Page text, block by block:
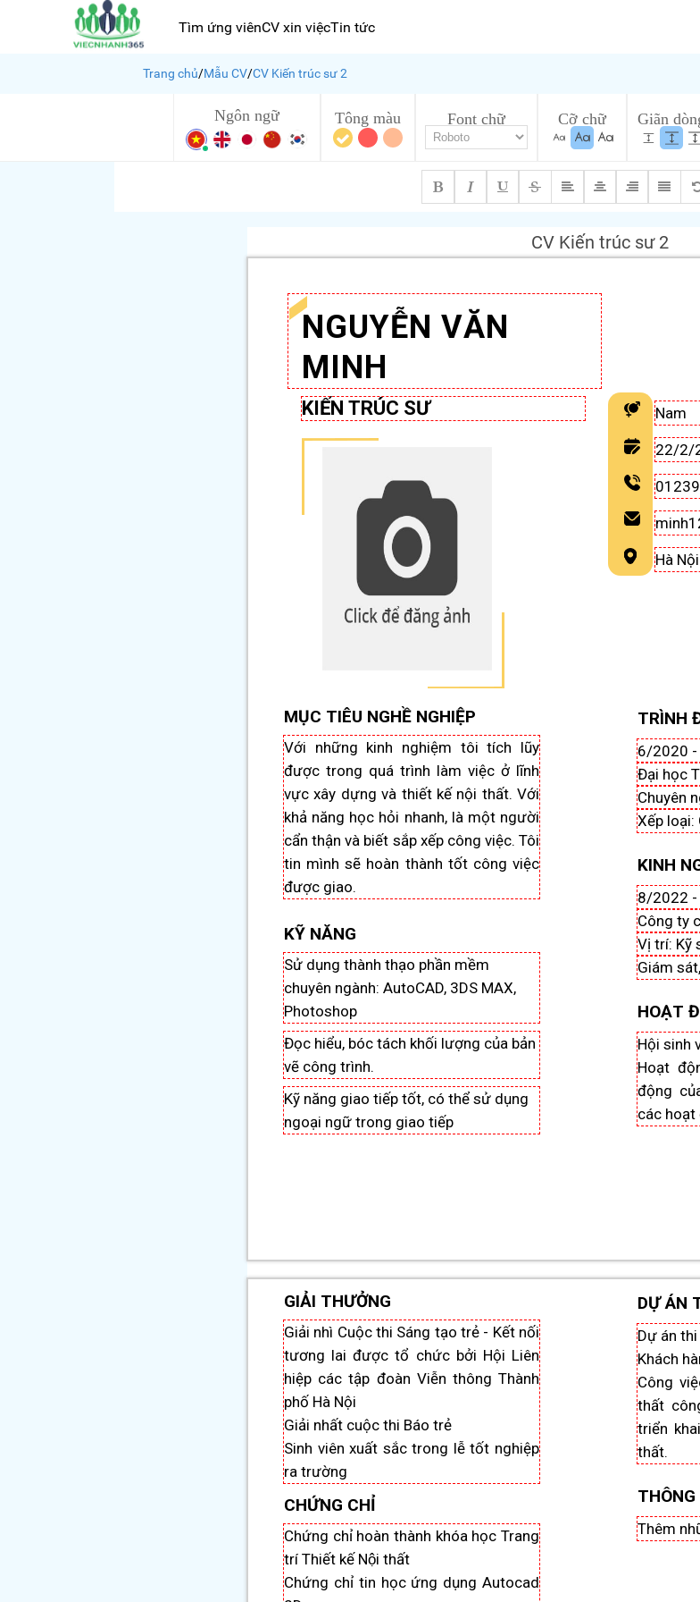
Tìm ứng viênCV xin việcTin tức
Trang chủ/Mẫu CV/CV Kiến trúc sư 2
Ngôn ngữ Tông màu Font chữ Cỡ chữ Giãn
CV Kiến trúc sư 2
Nam
22/2/
Hà Nội
NGUYỄN VĂN
MINH
KIẾN TRÚC SƯ
MỤC TIÊU NGHỀ NGHIỆP
Với những kinh nghiệm tôi tích lũy
được trong quá trình làm việc ở lĩnh
vực xây dựng và thiết kế nội thất. Với
khả năng học hỏi nhanh, là một người
cẩn thận và biết sắp xếp công việc. Tôi
tin mình sẽ hoàn thành tốt công việc
được giao.
KỸ NĂNG
Sử dụng thành thạo phần mềm
chuyên ngành: AutoCAD, 3DS MAX,
Photoshop
Đọc hiểu, bóc tách khối lượng của bản
vẽ công trình.
Kỹ năng giao tiếp tốt, có thể sử dụng
ngoại ngữ trong giao tiếp
TRÌNH
Đại học
6/2020
Chuyên
Xếp loại:
KINH
Công ty
8/2022
Vị trí: Kỹ
Giám
HOẠT
Hội sinh
Hoạt
động
các
GIẢI THƯỞNG
Giải nhì Cuộc thi Sáng tạo trẻ - Kết nối
tương lai được tổ chức bởi Hội Liên
hiệp các tập đoàn Viễn thông Thành
phố Hà Nội
Giải nhất cuộc thi Báo trẻ
Sinh viên xuất sắc trong lễ tốt nghiệp
ra trường
CHỨNG CHỈ
Chứng chỉ hoàn thành khóa học Trang
trí Thiết kế Nội thất
Chứng chỉ tin học ứng dụng Autocad
DỰ ÁN
Dự án
Khách
Công
thất
triển
thất.
Thêm